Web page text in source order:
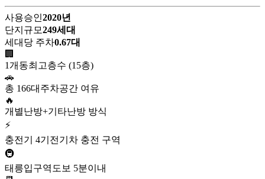
사용승인2020년
단지규모249세대
세대당 주차0.67대
🏢
1개동최고층수 (15층)
🚗
총 166대 주차공간 여유
🔥
개별난방+기타난방 방식
⚡
충전기 4기 전기차 충전 구역
🚇
태릉입구역 도보 5분이내